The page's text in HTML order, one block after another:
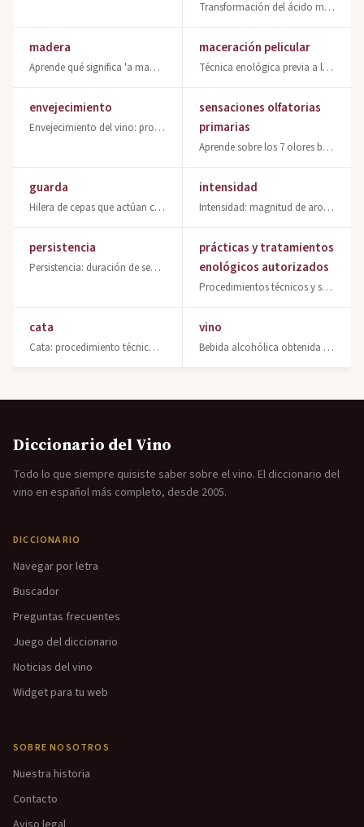
Transformación del ácido málico en láctico por bacterias lácticas. Reduce acidez
madera
Aprende qué significa 'a madera' en la cata de vinos. Tipos, equilibrio y defect
maceración pelicular
Técnica enológica previa a la fermentación que libera aromas en vinos blancos me
envejecimiento
Envejecimiento del vino: proceso de evolución química en barrica y botella para
sensaciones olfatorias
primarias
Aprende sobre los 7 olores básicos que distingue el olfato humano y su aplicació
guarda
Hilera de cepas que actúan como barrera defensiva contra plagas y condiciones ad
intensidad
Intensidad: magnitud de aroma, color y sabor en vinos. Concepto fundamental del
persistencia
Persistencia: duración de sensaciones gustativas tras tragar. Indicador clave de
prácticas y tratamientos
enológicos autorizados
Procedimientos técnicos y sustancias químicas autorizadas en elaboración vinícol
cata
Cata: procedimiento técnico de valoración del vino mediante análisis sensorial s
vino
Bebida alcohólica obtenida por fermentación de uva. Descubre qué es el vino, sus
Diccionario del Vino
Todo lo que siempre quisiste saber sobre el vino. El diccionario del
vino en español más completo, desde 2005.
DICCIONARIO
Navegar por letra
Buscador
Preguntas frecuentes
Juego del diccionario
Noticias del vino
Widget para tu web
SOBRE NOSOTROS
Nuestra historia
Contacto